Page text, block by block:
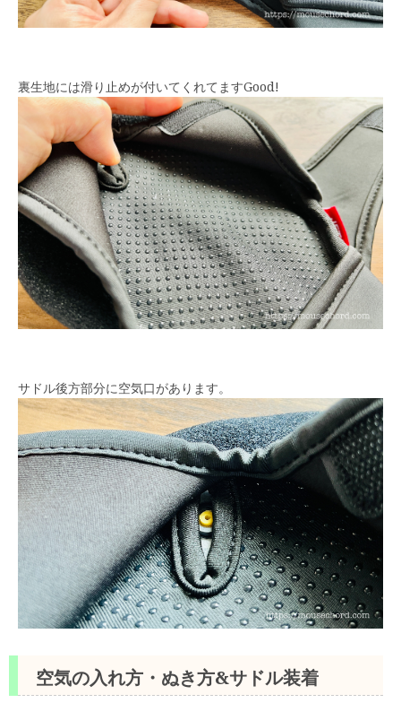
裏生地には滑り止めが付いてくれてますGood!
サドル後方部分に空気口があります。
空気の入れ方・ぬき方&サドル装着